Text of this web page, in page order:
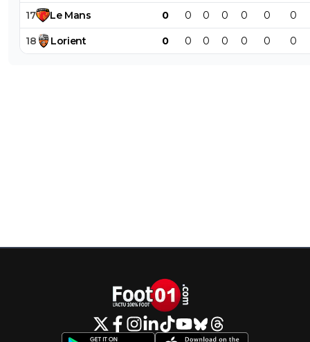
17 Le Mans 0 0 0 0 0 0 0
18 Lorient 0 0 0 0 0 0 0